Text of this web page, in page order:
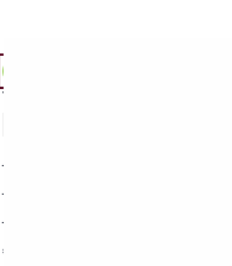
Artikel 10 von 24.
Teppichkehrer
platzsparend
€ 39,95